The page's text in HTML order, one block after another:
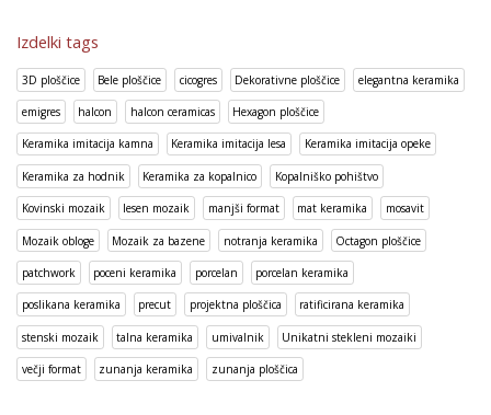
Izdelki tags
3D ploščice Bele ploščice cicogres Dekorativne ploščice elegantna keramika
emigres halcon halcon ceramicas Hexagon ploščice
Keramika imitacija kamna Keramika imitacija lesa Keramika imitacija opeke
Keramika za hodnik Keramika za kopalnico Kopalniško pohištvo
Kovinski mozaik lesen mozaik manjši format mat keramika mosavit
Mozaik obloge Mozaik za bazene notranja keramika Octagon ploščice
patchwork poceni keramika porcelan porcelan keramika
poslikana keramika precut projektna ploščica ratificirana keramika
stenski mozaik talna keramika umivalnik Unikatni stekleni mozaiki
večji format zunanja keramika zunanja ploščica